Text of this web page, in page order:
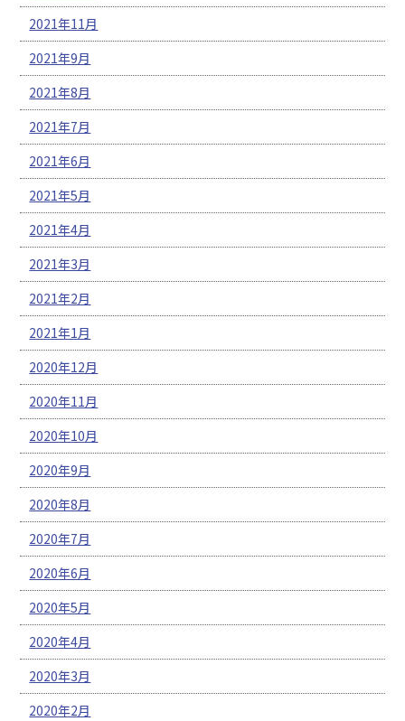
2021年11月
2021年9月
2021年8月
2021年7月
2021年6月
2021年5月
2021年4月
2021年3月
2021年2月
2021年1月
2020年12月
2020年11月
2020年10月
2020年9月
2020年8月
2020年7月
2020年6月
2020年5月
2020年4月
2020年3月
2020年2月